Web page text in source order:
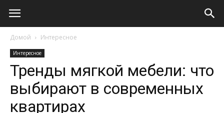
Домой Интересное
Интересное
Тренды мягкой мебели: что
выбирают в современных
квартирах